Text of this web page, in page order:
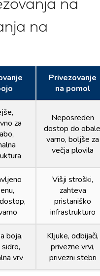
na
na
Privezovanje
na pomol
za
Neposreden
dostop do
varno, boljše za
večja plovila
Višji stroški,
zahteva
pristaniško
infrastrukturo
boja,
vrv
Kljuke, odbijači,
privezne vrvi,
privezni stebri